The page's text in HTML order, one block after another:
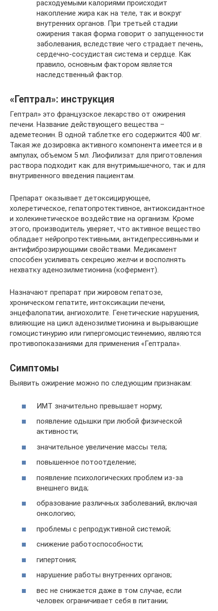
расходуемыми калориями происходит
накопление жира как на теле, так и вокруг
внутренних органов. При третьей стадии
ожирения такая форма говорит о запущенности
заболевания, вследствие чего страдает печень,
сердечно-сосудистая система и сердце. Как
правило, основным фактором является
наследственный фактор.
«Гептрал»: инструкция
Гептрал» это французское лекарство от ожирения
печени. Название действующего вещества –
адеметеонин. В одной таблетке его содержится 400 мг.
Такая же дозировка активного компонента имеется и в
ампулах, объемом 5 мл. Лиофилизат для приготовления
раствора подходит как для внутримышечного, так и для
внутривенного введения пациентам.
Препарат оказывает детоксицирующее,
холеретическое, гепатопротективное, антиоксидантное
и холекинетическое воздействие на организм. Кроме
этого, производитель уверяет, что активное вещество
обладает нейропротективными, антидепрессивными и
антифиброзирующими свойствами. Медикамент
способен усиливать секрецию желчи и восполнять
нехватку аденозилметионина (кофермент).
Назначают препарат при жировом гепатозе,
хроническом гепатите, интоксикации печени,
энцефалопатии, ангиохолите. Генетические нарушения,
влияющие на цикл аденозилметионина и вырывающие
гомоцистинурию или гипергомоцистеинемию, являются
противопоказаниями для применения «Гептрала».
Симптомы
Выявить ожирение можно по следующим признакам:
ИМТ значительно превышает норму;
появление одышки при любой физической
активности;
значительное увеличение массы тела;
повышенное потоотделение;
появление психологических проблем из-за
внешнего вида;
образование различных заболеваний, включая
онкологию;
проблемы с репродуктивной системой;
снижение работоспособности;
гипертония;
нарушение работы внутренних органов;
вес не снижается даже в том случае, если
человек ограничивает себя в питании;